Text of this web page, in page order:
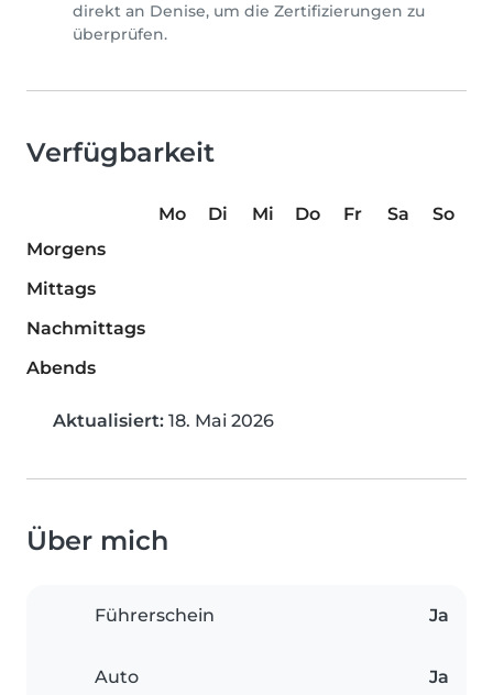
direkt an Denise, um die Zertifizierungen zu
überprüfen.
Verfügbarkeit
Mo Di Mi Do Fr Sa
So
Morgens
Mittags
Nachmittags
Abends
Aktualisiert: 18. Mai 2026
Über mich
Führerschein Ja
Auto Ja